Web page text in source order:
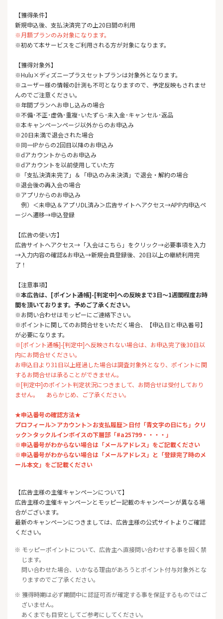
【獲得条件】
新規申込後、支払決済完了の上20日間の利用
※月額プランのみ対象になります。
※初めて本サービスをご利用される方が対象になります。
【獲得対象外】
※Hulu×ディズニープラスセットプランは対象外となります。
※ユーザー様の情報の計測も不可となりますので、予定反映もされませ
んのでご注意ください。
※年間プランへお申し込みの場合
※不備･不正･虚偽･重複･いたずら･未入金･キャンセル･返品
※本キャンペーンページ以外からのお申込み
※20日未満で退会された場合
※同一IPからの2回目以降のお申込み
※dアカウントからのお申込み
※dアカウントを以前使用していた方
※「支払決済未完了」＆「申込のみ未決済」で退会・解約の場合
※退会後の再入会の場合
※アプリからのお申込み
例）＜未申込＆アプリDL済み＞広告サイトへアクセス→APP内申込ペ
ージへ遷移→申込登録
【広告の使い方】
広告サイトへアクセス→「入会はこちら」をクリック→必要事項を入力
→入力内容の確認&お申込→新規会員登録後、20日以上の継続利用完
了！
【注意事項】
※本広告は、[ポイント通帳]-[判定中]への反映まで3日～1週間程度お時
間を頂いております。予めご了承ください。
※お問い合わせはモッピーにご連絡下さい。
※ポイントに関してのお問合せをいただく場合、【申込日と申込番号】
が必要になります。
※[ポイント通帳]-[判定中]へ反映されない場合は、お申込完了後30日以
内にお問合せください。
お申込日より31日以上経過した場合は調査対象外となり、ポイントに関
するお問合せは承ることができません。
※[判定中]のポイント判定状況につきまして、お問合せは受付しており
ません。 あらかじめ、ご了承ください。
★申込番号の確認方法★
プロフィール＞アカウント＞お支払履歴＞日付「青文字の日にち」クリ
ック＞タックルインボイスの下層部「#a25799・・・・」
※申込番号がわからない場合は「メールアドレス」をご記載ください
※申込番号がわからない場合は「メールアドレス」と「登録完了時のメ
ール本文」をご記載ください
【広告主様の主催キャンペーンについて】
広告主様の主催キャンペーンとモッピー記載のキャンペーンが異なる場
合がございます。
最新のキャンペーンにつきましては、広告主様の公式サイトよりご確認
ください。
※ モッピーポイントについて、広告主へ直接問い合わせする事を固く禁
じます。
問い合わせた場合、いかなる理由があろうとポイント付与対象外とな
りますのでご了承ください。
※ 獲得時期は必ず期間中に認証可否が確定する事を保証するものではご
ざいません。
あくまでも目安としてご参考にしてください。